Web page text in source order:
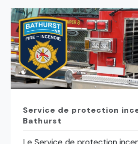
Service de protection
Bathurst